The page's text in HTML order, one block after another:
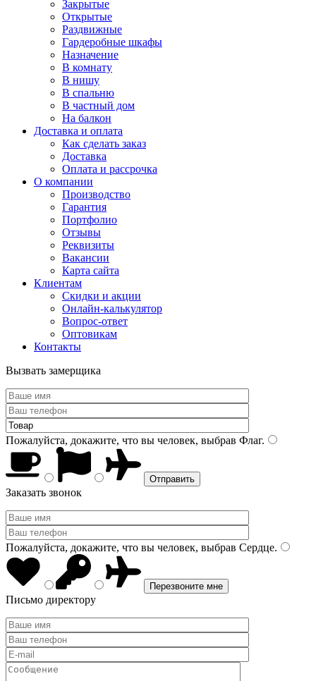
Закрытые
Открытые
Раздвижные
Гардеробные шкафы
Назначение
В комнату
В нишу
В спальню
В частный дом
На балкон
Доставка и оплата
Как сделать заказ
Доставка
Оплата и рассрочка
О компании
Производство
Гарантия
Портфолио
Отзывы
Реквизиты
Вакансии
Карта сайта
Клиентам
Скидки и акции
Онлайн-калькулятор
Вопрос-ответ
Оптовикам
Контакты
Вызвать замерщика
Пожалуйста, докажите, что вы человек, выбрав Флаг.
Заказать звонок
Пожалуйста, докажите, что вы человек, выбрав Сердце.
Письмо директору